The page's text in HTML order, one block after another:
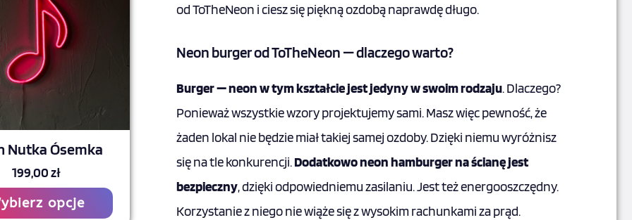
Nutka Ósemka
199,00zł
opcje
Opcje
na
od ToTheNeon i ciesz się piękną ozdobą naprawdę długo.
Neon burger od ToTheNeon — dlaczego warto?
Burger — neon w tym kształcie jest jedyny w swoim rodzaju. Dlaczego?
Ponieważ wszystkie wzory projektujemy sami. Masz więc pewność, że
żaden lokal nie będzie miał takiej samej ozdoby. Dzięki niemu wyróżnisz
się na tle konkurencji.Dodatkowo neon hamburger na ścianę jest
bezpieczny, dzięki odpowiedniemu zasilaniu. Jest też energooszczędny.
Korzystanie z niego nie wiąże się z wysokim rachunkami za prąd.